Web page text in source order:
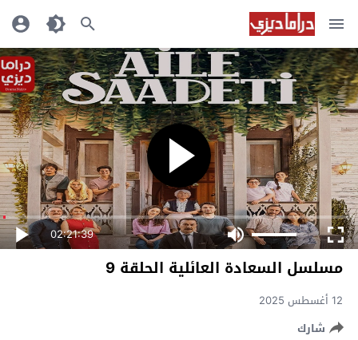
02:21:39
مسلسل السعادة العائلية الحلقة 9
12 أغسطس 2025
شارك